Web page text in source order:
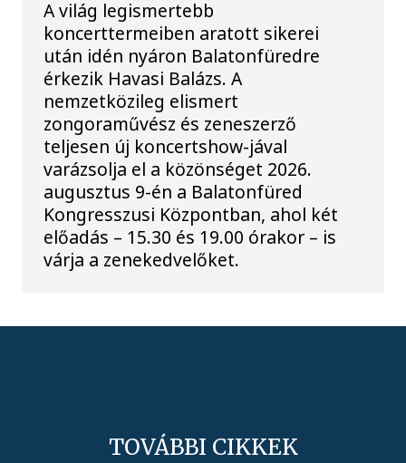
A világ legismertebb
koncerttermeiben aratott sikerei
után idén nyáron Balatonfüredre
érkezik Havasi Balázs. A
nemzetközileg elismert
zongoraművész és zeneszerző
teljesen új koncertshow-jával
varázsolja el a közönséget 2026.
augusztus 9-én a Balatonfüred
Kongresszusi Központban, ahol két
előadás – 15.30 és 19.00 órakor – is
várja a zenekedvelőket.
TOVÁBBI CIKKEK